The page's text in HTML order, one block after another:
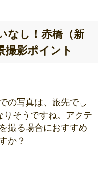
なし！赤橋（新
撮影ポイント
の写真は、旅先でし
そうですね。アクテ
撮る場合におすすめ
か？